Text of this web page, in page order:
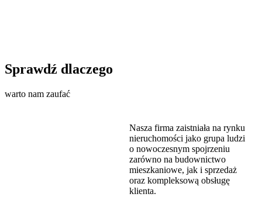
Sprawdź dlaczego
warto nam zaufać
Nasza firma zaistniała na rynku
nieruchomości jako grupa ludzi
o nowoczesnym spojrzeniu
zarówno na budownictwo
mieszkaniowe, jak i sprzedaż
oraz kompleksową obsługę
klienta.